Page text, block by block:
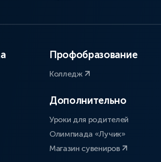
Профобразование
Колледж
Дополнительно
Уроки для родителей
Олимпиада «Лучик»
Магазин сувениров